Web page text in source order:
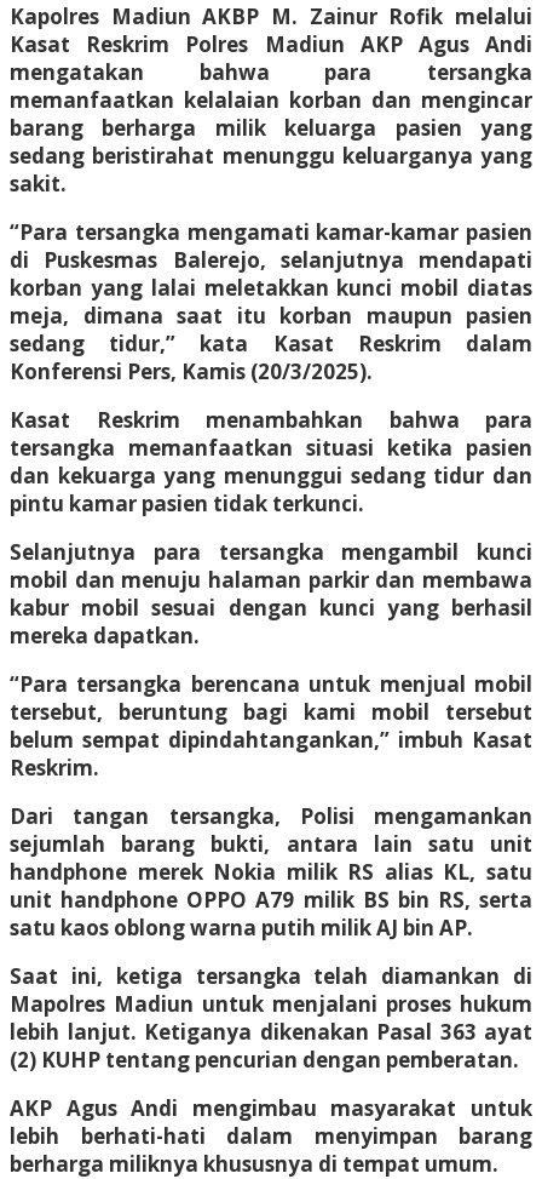
Kapolres Madiun AKBP M. Zainur Rofik melalui
Kasat Reskrim Polres Madiun AKP Agus Andi
mengatakan bahwa para tersangka
memanfaatkan kelalaian korban dan mengincar
barang berharga milik keluarga pasien yang
sedang beristirahat menunggu keluarganya yang
sakit.
“Para tersangka mengamati kamar-kamar pasien
di Puskesmas Balerejo, selanjutnya mendapati
korban yang lalai meletakkan kunci mobil diatas
meja, dimana saat itu korban maupun pasien
sedang tidur,” kata Kasat Reskrim dalam
Konferensi Pers, Kamis (20/3/2025).
Kasat Reskrim menambahkan bahwa para
tersangka memanfaatkan situasi ketika pasien
dan kekuarga yang menunggui sedang tidur dan
pintu kamar pasien tidak terkunci.
Selanjutnya para tersangka mengambil kunci
mobil dan menuju halaman parkir dan membawa
kabur mobil sesuai dengan kunci yang berhasil
mereka dapatkan.
“Para tersangka berencana untuk menjual mobil
tersebut, beruntung bagi kami mobil tersebut
belum sempat dipindahtangankan,” imbuh Kasat
Reskrim.
Dari tangan tersangka, Polisi mengamankan
sejumlah barang bukti, antara lain satu unit
handphone merek Nokia milik RS alias KL, satu
unit handphone OPPO A79 milik BS bin RS, serta
satu kaos oblong warna putih milik AJ bin AP.
Saat ini, ketiga tersangka telah diamankan di
Mapolres Madiun untuk menjalani proses hukum
lebih lanjut. Ketiganya dikenakan Pasal 363 ayat
(2) KUHP tentang pencurian dengan pemberatan.
AKP Agus Andi mengimbau masyarakat untuk
lebih berhati-hati dalam menyimpan barang
berharga miliknya khususnya di tempat umum.